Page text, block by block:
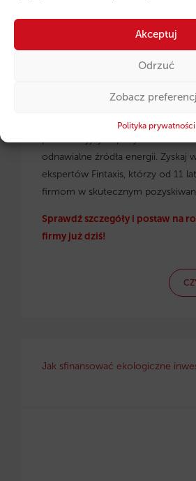
Akceptuj
Odrzuć
Zobacz
Polityka prywatności
Pożyczki unijne dla małopolskich
przedsiębiorców– dowiedz się,
odnawialne źródła energii. Zyskaj
ekspertów Fintaxis, którzy od 11
firmom w skutecznym
Sprawdź szczegóły i postaw na
firmy już dziś!
Jak sfinansować ekologiczne